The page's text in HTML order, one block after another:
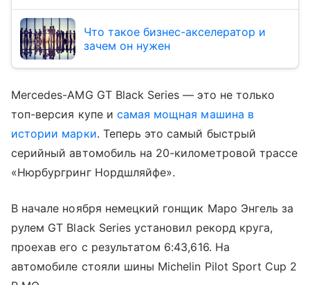
Что такое бизнес-акселератор и
зачем он нужен
Mercedes-AMG GT Black Series — это не только
топ-версия купе и самая мощная машина в
истории марки. Теперь это самый быстрый
серийный автомобиль на 20-километровой трассе
«Нюрбургринг Нордшляйфе».
В начале ноября немецкий гонщик Маро Энгель за
рулем GT Black Series установил рекорд круга,
проехав его с результатом 6:43,616. На
автомобиле стояли шины Michelin Pilot Sport Cup 2